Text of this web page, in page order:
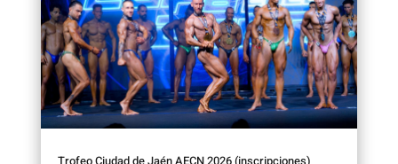
Trofeo Ciudad de Jaén AECN 2026 (inscripciones)